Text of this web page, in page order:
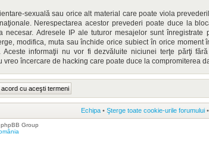
sexuală sau orice alt material care poate viola
Nerespectarea acestor prevederi poate duce la
necesar. Adresele IP ale tuturor mesajelor sunt înregistrate
modifica, muta sau închide orice subiect în orice moment
informaţii nu vor fi dezvăluite niciunei terţe părţi fără
încercare de hacking care poate duce la compromiterea
Echipa • Şterge toate cookie-urile forumului
Group